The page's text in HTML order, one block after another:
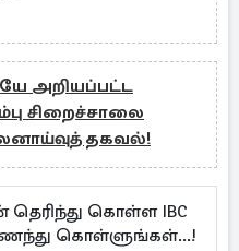
அறியப்பட்ட
சிறைச்சாலை
தகவல்!
கொள்ள IBC
கொள்ளுங்கள்...!